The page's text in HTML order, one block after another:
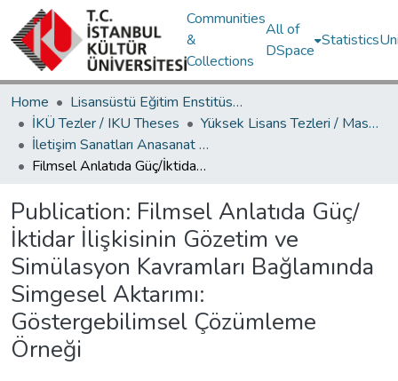
Communities
&
Collections
All of
DSpace
Statistics
Home
Lisansüstü Eğitim Enstitüsü / Postgraduate Education Institute
İKÜ Tezler / IKU Theses
Yüksek Lisans Tezleri / Master's Theses
İletişim Sanatları Anasanat Dalı / Communication Arts Department
Filmsel Anlatıda Güç/İktidar İlişkisinin Gözetim ve Simülasyon Kavramları Bağlamında Simgesel Aktarımı: Göstergebilimsel Çözümleme Örneği
Publication: Filmsel Anlatıda Güç/
İktidar İlişkisinin Gözetim ve
Simülasyon Kavramları Bağlamında
Simgesel Aktarımı:
Göstergebilimsel Çözümleme
Örneği